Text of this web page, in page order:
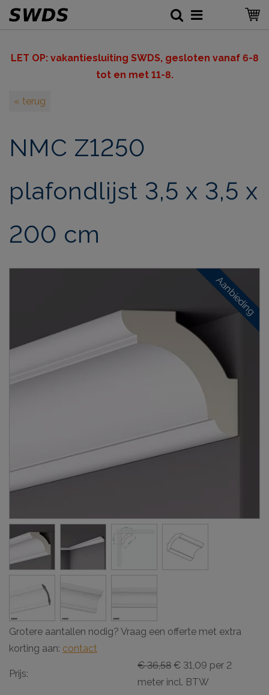
LET OP: vakantiesluiting SWDS, gesloten vanaf 6-8
tot en met 11-8.
« terug
NMC Z1250
plafondlijst 3,5 x 3,5 x
200 cm
Aanbieding
Grotere aantallen nodig? Vraag een offerte met extra
korting aan: contact
Prijs:
€ 36,58 € 31,09 per 2
meter incl. BTW